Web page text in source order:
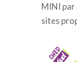
MINI par
sites